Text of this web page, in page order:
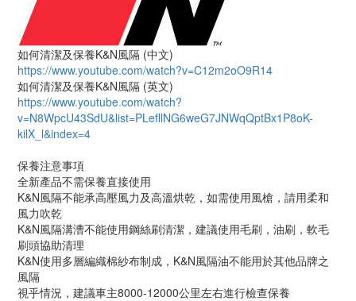
如何清潔及保養K&N風隔 (中文)
https://www.youtube.com/watch?v=C12m2oO9R14
如何清潔及保養K&N風隔 (英文)
https://www.youtube.com/watch?
v=N8WpcU43SdU&list=PLefllNG6weG7JNWqQptBx1P8oK-
kilX_l&index=4
保養注意事項
全新產品不需保養直接使用
K&N風隔不能承高壓風力及高溫烘乾，如需使用風槍，請用柔和
風力吹乾
K&N風隔溝漕不能使用鋼絲刷清潔，建議使用毛刷，油刷，軟毛
刷頭協助清理
K&N使用多層編織棉紗布制成，K&N風隔油不能用於其他品牌之
風隔
視乎情況，建議車主8000-12000公里左右進行檢查保養